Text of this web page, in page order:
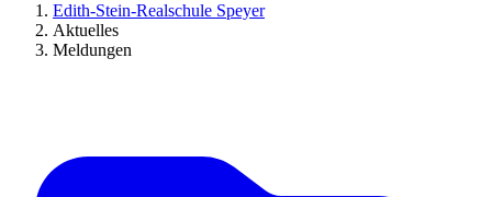
Edith-Stein-Realschule Speyer
Aktuelles
Meldungen